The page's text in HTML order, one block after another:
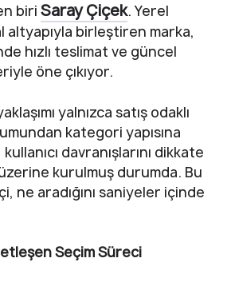
biri Saray Çiçek. Yerel
birleştiren marka,
hızlı teslimat ve güncel
öne çıkıyor.
yalnızca satış odaklı
kategori yapısına
davranışlarını dikkate
kurulmuş durumda. Bu
ne aradığını saniyeler içinde
Seçim Süreci